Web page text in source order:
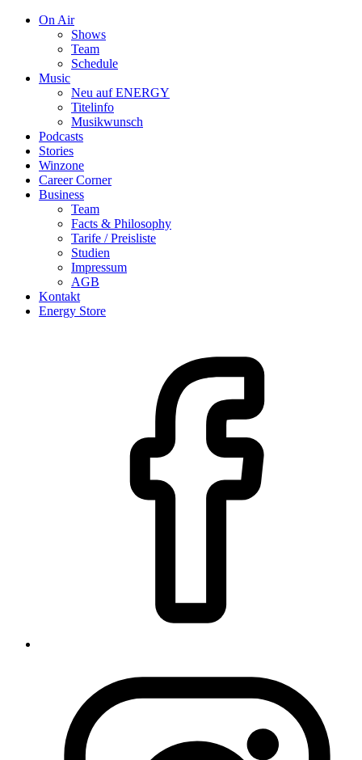
On Air
Shows
Team
Schedule
Music
Neu auf ENERGY
Titelinfo
Musikwunsch
Podcasts
Stories
Winzone
Career Corner
Business
Team
Facts & Philosophy
Tarife / Preisliste
Studien
Impressum
AGB
Kontakt
Energy Store